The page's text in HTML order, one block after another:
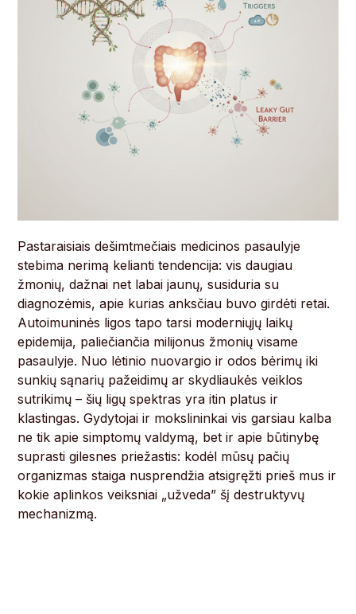
Pastaraisiais dešimtmečiais medicinos pasaulyje
stebima nerimą kelianti tendencija: vis daugiau
žmonių, dažnai net labai jaunų, susiduria su
diagnozėmis, apie kurias anksčiau buvo girdėti retai.
Autoimuninės ligos tapo tarsi moderniųjų laikų
epidemija, paliečiančia milijonus žmonių visame
pasaulyje. Nuo lėtinio nuovargio ir odos bėrimų iki
sunkių sąnarių pažeidimų ar skydliaukės veiklos
sutrikimų – šių ligų spektras yra itin platus ir
klastingas. Gydytojai ir mokslininkai vis garsiau kalba
ne tik apie simptomų valdymą, bet ir apie būtinybę
suprasti gilesnes priežastis: kodėl mūsų pačių
organizmas staiga nusprendžia atsigręžti prieš mus ir
kokie aplinkos veiksniai „užveda” šį destruktyvų
mechanizmą.